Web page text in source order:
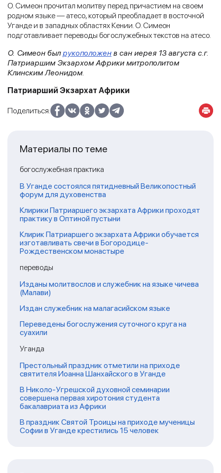
О. Симеон прочитал молитву перед причастием на своем
родном языке — атесо, который преобладает в восточной
Уганде и в западных областях Кении. О. Симеон
подготавливает переводы богослужебных текстов на атесо.
О. Симеон былрукоположен в сан иерея 13 августа с.г.
Патриаршим Экзархом Африки митрополитом
Клинским Леонидом.
Патриарший Экзархат Африки
Поделиться:
Материалы по теме
богослужебная практика
В Уганде состоялся пятидневный Великопостный
форум для духовенства
Клирики Патриаршего экзархата Африки проходят
практику в Оптиной пустыни
Клирик Патриаршего экзархата Африки обучается
изготавливать свечи в Богородице-
Рождественском монастыре
переводы
Изданы молитвослов и служебник на языке чичева
(Малави)
Издан служебник на малагасийском языке
Переведены богослужения суточного круга на
суахили
Уганда
Престольный праздник отметили на приходе
святителя Иоанна Шанхайского в Уганде
В Николо-Угрешской духовной семинарии
совершена первая хиротония студента
бакалавриата из Африки
В праздник Святой Троицы на приходе мученицы
Софии в Уганде крестились 15 человек